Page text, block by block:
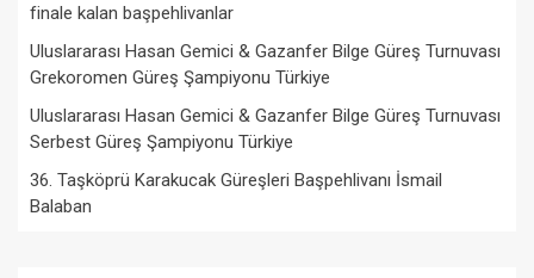
finale kalan başpehlivanlar
Uluslararası Hasan Gemici & Gazanfer Bilge Güreş Turnuvası
Grekoromen Güreş Şampiyonu Türkiye
Uluslararası Hasan Gemici & Gazanfer Bilge Güreş Turnuvası
Serbest Güreş Şampiyonu Türkiye
36. Taşköprü Karakucak Güreşleri Başpehlivanı İsmail
Balaban